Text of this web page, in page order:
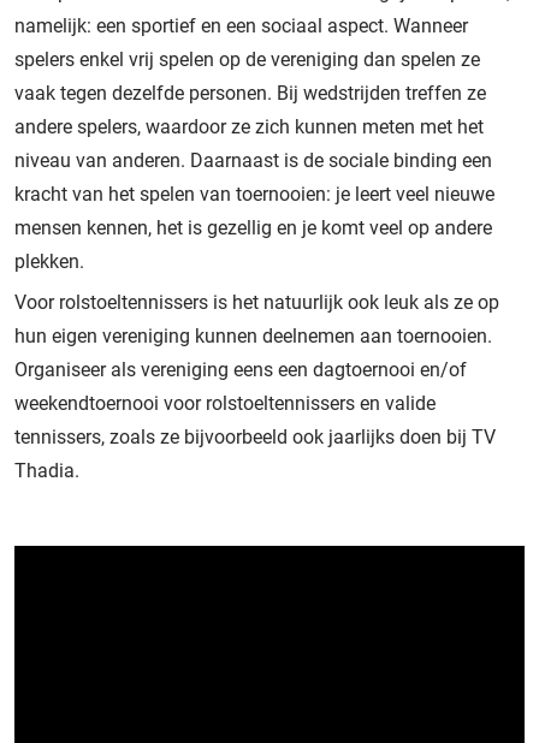
namelijk: een sportief en een sociaal aspect. Wanneer
spelers enkel vrij spelen op de vereniging dan spelen ze
vaak tegen dezelfde personen. Bij wedstrijden treffen ze
andere spelers, waardoor ze zich kunnen meten met het
niveau van anderen. Daarnaast is de sociale binding een
kracht van het spelen van toernooien: je leert veel nieuwe
mensen kennen, het is gezellig en je komt veel op andere
plekken.
Voor rolstoeltennissers is het natuurlijk ook leuk als ze op
hun eigen vereniging kunnen deelnemen aan toernooien.
Organiseer als vereniging eens een dagtoernooi en/of
weekendtoernooi voor rolstoeltennissers en valide
tennissers, zoals ze bijvoorbeeld ook jaarlijks doen bij TV
Thadia.